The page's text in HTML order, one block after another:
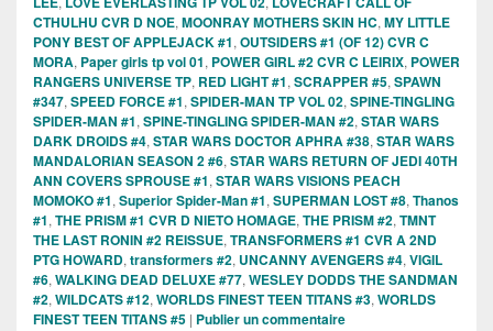
CTHULHU CVR D NOE,MOONRAY MOTHERS SKIN HC,MY LITTLE
PONY BEST OF APPLEJACK #1,OUTSIDERS #1 (OF 12) CVR C
MORA, Paper girls tp vol 01, POWER GIRL #2 CVR C LEIRIX, POWER
RANGERS UNIVERSE TP, RED LIGHT #1,SCRAPPER #5,SPAWN
#347,SPEED FORCE #1,SPIDER-MAN TP VOL 02,SPINE-TINGLING
SPIDER-MAN #1,SPINE-TINGLING SPIDER-MAN #2,STAR WARS
DARK DROIDS #4,STAR WARS DOCTOR APHRA #38,STAR WARS
MANDALORIAN SEASON 2 #6,STAR WARS RETURN OF JEDI 40TH
ANN COVERS SPROUSE #1,STAR WARS VISIONS PEACH
MOMOKO #1,Superior Spider-Man #1,SUPERMAN LOST #8,Thanos
#1,THE PRISM #1 CVR D NIETO HOMAGE,THE PRISM #2,TMNT
THE LAST RONIN #2 REISSUE,TRANSFORMERS #1 CVR A 2ND
PTG HOWARD,transformers #2, UNCANNY AVENGERS #4,VIGIL
#6,WALKING DEAD DELUXE #77,WESLEY DODDS THE SANDMAN
#2,WILDCATS #12,WORLDS FINEST TEEN TITANS #3,WORLDS
FINEST TEEN TITANS #5 | Publier un commentaire